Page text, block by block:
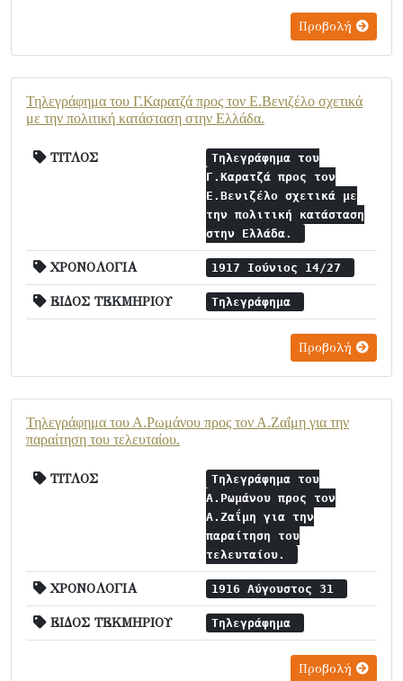
Προβολή
Τηλεγράφημα του Γ.Καρατζά προς τον Ε.Βενιζέλο σχετικά
με την πολιτική κατάσταση στην Ελλάδα.
ΤΙΤΛΟΣ
Τηλεγράφημα του
Γ.Καρατζά προς τον
Ε.Βενιζέλο σχετικά με
την πολιτική κατάσταση
στην Ελλάδα.
ΧΡΟΝΟΛΟΓΙΑ 1917 Ιούνιος 14/27
ΕΙΔΟΣ ΤΕΚΜΗΡΙΟΥ Τηλεγράφημα
Προβολή
Τηλεγράφημα του Α.Ρωμάνου προς τον Α.Ζαΐμη για την
παραίτηση του τελευταίου.
ΤΙΤΛΟΣ
Τηλεγράφημα του
Α.Ρωμάνου προς τον
Α.Ζαΐμη για την
παραίτηση του
τελευταίου.
ΧΡΟΝΟΛΟΓΙΑ 1916 Αύγουστος 31
ΕΙΔΟΣ ΤΕΚΜΗΡΙΟΥ Τηλεγράφημα
Προβολή